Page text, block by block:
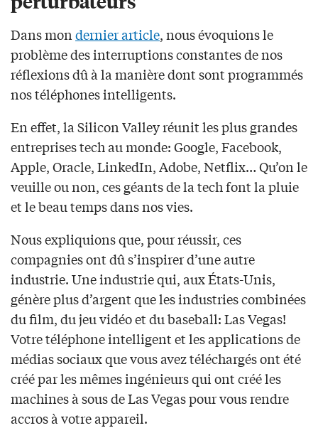
Dans mondernier article, nous évoquions le
problème des interruptions constantes de nos
réflexions dû à la manière dont sont programmés
nos téléphones intelligents.
En effet, la Silicon Valley réunit les plus grandes
entreprises tech au monde: Google, Facebook,
Apple, Oracle, LinkedIn, Adobe, Netflix… Qu’on le
veuille ou non, ces géants de la tech font la pluie
et le beau temps dans nos vies.
Nous expliquions que, pour réussir, ces
compagnies ont dû s’inspirer d’une autre
industrie. Une industrie qui, aux États-Unis,
génère plus d’argent que les industries combinées
du film, du jeu vidéo et du baseball: Las Vegas!
Votre téléphone intelligent et les applications de
médias sociaux que vous avez téléchargés ont été
créé par les mêmes ingénieurs qui ont créé les
machines à sous de Las Vegas pour vous rendre
accros à votre appareil.